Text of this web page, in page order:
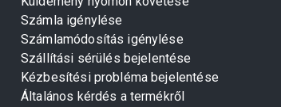
Számla igénylése
Számlamódosítás igénylése
Szállítási sérülés bejelentése
Kézbesítési probléma bejelentése
Általános kérdés a termékről